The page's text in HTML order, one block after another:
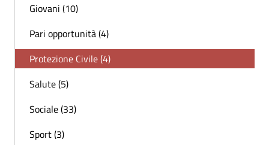
Giovani (10)
Pari opportunità (4)
Protezione Civile (4)
Salute (5)
Sociale (33)
Sport (3)